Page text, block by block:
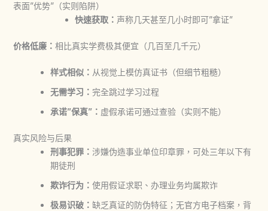
表面”优势”（实则陷阱）
快速获取： 声称几天甚至几小时即可”拿证”
价格低廉： 相比真实学费极其便宜（几百至几千元）
样式相似： 从视觉上模仿真证书（但细节粗糙）
无需学习： 完全跳过学习过程
承诺”保真”： 虚假承诺可通过查验（实则不能）
真实风险与后果
刑事犯罪： 涉嫌伪造事业单位印章罪，可处三年以下有
期徒刑
欺诈行为： 使用假证求职、办理业务均属欺诈
极易识破： 缺乏真证的防伪特征；无官方电子档案，背